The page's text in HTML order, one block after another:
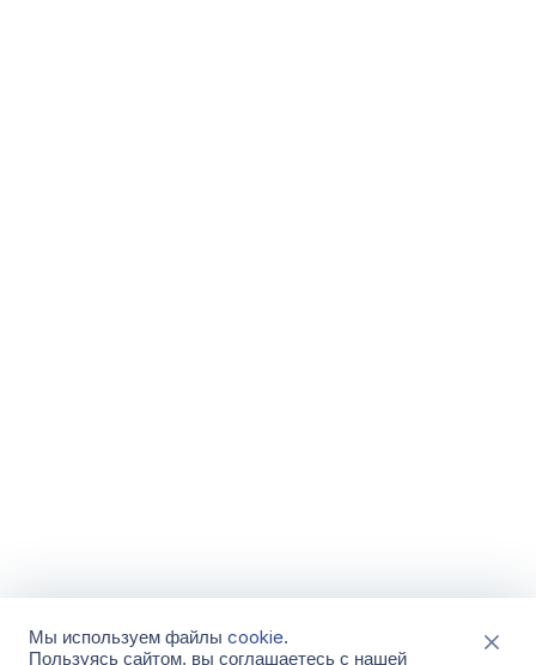
Мы используем файлы cookie.
Пользуясь сайтом, вы соглашаетесь с нашей